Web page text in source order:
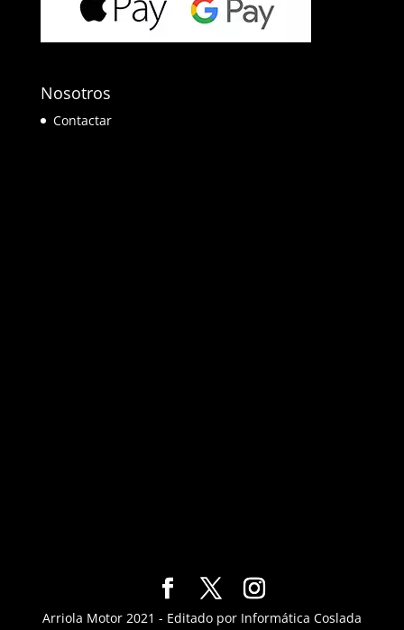
Nosotros
Contactar
Arriola Motor 2021 - Editado por Informática Coslada